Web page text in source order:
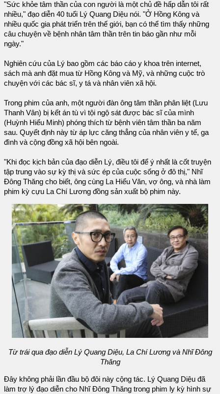
"Sức khỏe tâm thần của con người là một chủ đề hấp dẫn tôi rất
nhiều," đạo diễn 40 tuổi Lý Quang Diệu nói. "Ở Hồng Kông và
nhiều quốc gia phát triển trên thế giới, bạn có thể tìm thấy những
câu chuyện về bệnh nhân tâm thần trên tin báo gần như mỗi
ngày."
Nghiên cứu của Lý bao gồm các báo cáo y khoa trên internet,
sách mà anh đặt mua từ Hồng Kông và Mỹ, và những cuộc trò
chuyện với các bác sĩ, y tá và nhân viên xã hội.
Trong phim của anh, một người đàn ông tâm thần phân liệt (Lưu
Thanh Vân) bị kết án tù vì tội ngộ sát được bác sĩ của mình
(Huỳnh Hiểu Minh) phóng thích từ bệnh viên tâm thần ba năm
sau. Quyết định này từ áp lực căng thẳng của nhân viên y tế, ga
đình và cộng đồng xã hội bên ngoài.
"Khi đọc kịch bản của đạo diễn Lý, điều tôi để ý nhất là cốt truyện
tập trung vào sự kỳ thị và sức ép của cuộc sống ở đô thị," Nhĩ
Đông Thăng cho biết, ông cùng La Hiểu Văn, vợ ông, và nhà làm
phim kỳ cựu La Chí Lương đồng sản xuất bộ phim này.
Từ trái qua đạo diễn Lý Quang Diệu, La Chí Lương và Nhĩ Đông
Thăng
Đây không phải lần đầu bộ đôi này cộng tác. Lý Quang Diệu đã
làm trợ lý đạo diễn cho Nhĩ Đông Thăng trong phim ly kỳ hình sự